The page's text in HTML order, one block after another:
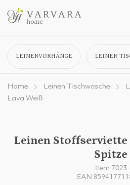
LEINENVORHÄNGE LEINEN
Home Leinen Tischwäsche
Lava Weiß
Leinen
Spitze
Item 7023
EAN